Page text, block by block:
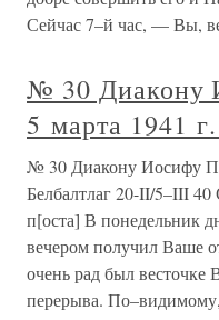
Сейчас 7–й час, — Вы,
№ 30 Диакону
5 марта 1941
№ 30 Диакону Иосифу
Белбалтлаг 20-II/5–III
п[оста] В понедельник
вечером получил Ваше
очень рад был весточке
перерыва.